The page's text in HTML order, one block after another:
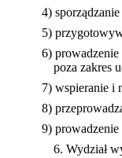
4)
5)
6)
poza zakres
7) wspieranie i
8)
9)
6.Wydział